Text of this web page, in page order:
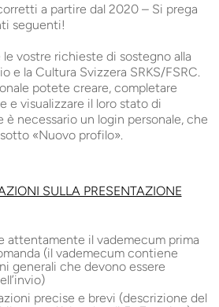
a partire dal 2020 – Si prega
seguenti!
vostre richieste di sostegno alla
e la Cultura Svizzera SRKS/FSRC
potete creare, completare
e visualizzare il loro stato di
è necessario un login personale, che
«Nuovo profilo».
SULLA PRESENTAZIONE
attentamente il vademecum prima
(il vademecum contiene
generali che devono essere
precise e brevi (descrizione del